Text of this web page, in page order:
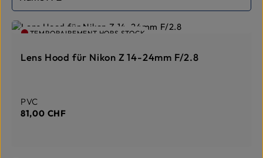
TEMPORAIREMENT HORS STOCK
Lens Hood für Nikon Z 14-24mm F/2.8
Prix régulier :
PVC
81,00 CHF